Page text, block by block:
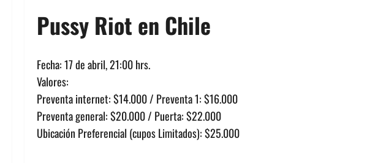
Pussy Riot en Chile
Fecha: 17 de abril, 21:00 hrs.
Valores:
Preventa internet: $14.000 / Preventa 1: $16.000
Preventa general: $20.000 / Puerta: $22.000
Ubicación Preferencial (cupos Limitados): $25.000